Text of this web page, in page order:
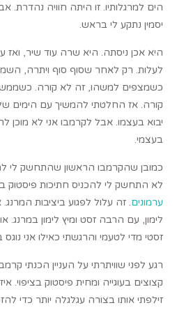
הים למרגלותיו. זו היתה חוויה
יסמין נתקע לי בראש.
היא אכן ניסתה. היא שרה עוד שיר,
לעלות. רק לאחר שסוף סוף ויתרה,
כשמצפים למשהו, זה לא קורה.
קורה. אז החלטתי להמשיך עם הימים
יבוא בעצמו. אבל לקרמבו אני לא מוכן
בעצמי.
כמובן שהקרמבו הראשון שהתחשק לי
לא התחשק לי להכניס חתיכות פיסטוק
ערמונים. זה עלול לפגוע ביציבות
לימון, עם הרבה זסט ומיץ לימון במרנג.
זסטי מדי לטעמי והרגשתי כאילו אני נוגס
רגע לפני שוויתרתי על העניין הכנתי
קצוצים בעוגייה ומחית פיסטוק בציפוי.
זילפתי אותו בצורה עגלגלה יותר כדי